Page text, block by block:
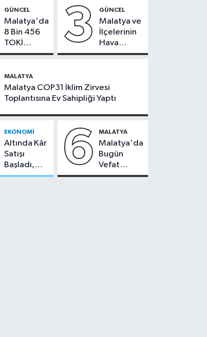
GÜNCEL
Malatya'da
8 Bin 456
TOKİ
Konutunun
Bugün
Çekiliyor
3 GÜNCEL
Malatya ve
İlçelerinin
Hava
Durumu -
2026
MALATYA
Malatya COP31 İklim Zirvesi
Toplantısına Ev Sahipliği Yaptı
EKONOMI
Altında Kâr
Satışı
Başladı,
Malatya'da
6 MALATYA
Malatya'da
Bugün
Vefat
Edenler -